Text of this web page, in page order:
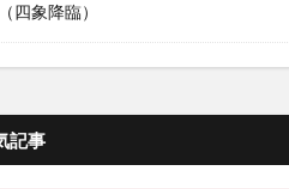
（四象降臨）
記事